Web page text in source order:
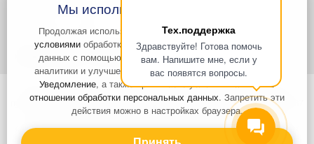
Тех.поддержка
Здравствуйте! Готова помочь
вам. Напишите мне, если у
вас появятся вопросы.
Задать вопрос Контакты
Интернет-сайт носит информационный характер и не является
публичной офертой, которая определяется положениями статьи 437
Гражданского кодекса РФ. Информация о характеристиках и
стоимости товаров, указанных на сайте, условия доставки может
быть изменена в одностороннем порядке. Информация по ценам,
Мы используем файлы Cookies
Продолжая использовать наш сайт, высоглашаетесь с
условиями обработки cookie-файлов и пользовательских
данных с помощью Яндекс.Метрика, необходимых для
аналитики и улучшения качества работы сайта и сервиса
Уведомление, а также принимаете условияПолитики в
отношении обработки персональных данных. Запретить эти
действия можно в настройках браузера.